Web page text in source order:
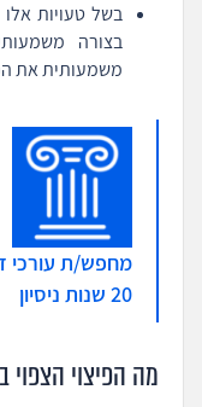
בשל טעויות
בצורה
משמעותית את
מחפש/ת עורכי
20 שנות ניסיון
מה הפיצוי הצפוי